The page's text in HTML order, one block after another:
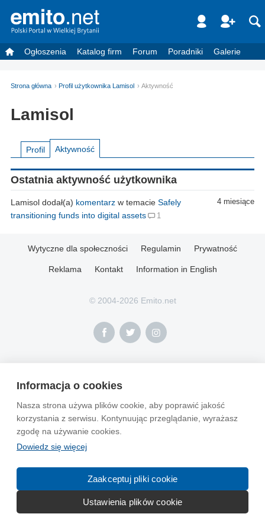
Informacja o cookies
Nasza strona używa plików cookie, aby poprawić jakość
korzystania z serwisu. Kontynuując przeglądanie, wyrażasz
zgodę na używanie cookies.
Dowiedz się więcej
Zaakceptuj pliki cookie
Ustawienia plików cookie
Ogłoszenia Katalog firm Forum Poradniki Galerie
Strona główna Profil użytkownika Lamisol Aktywność
Lamisol
Profil Aktywność
Ostatnia aktywność użytkownika
4 miesiące
Lamisol dodał(a) komentarz w temacie Safely
transitioning funds into digital assets
1
Wytyczne dla społeczności Regulamin Prywatność
Reklama Kontakt Information in English
© 2004-2026 Emito.net